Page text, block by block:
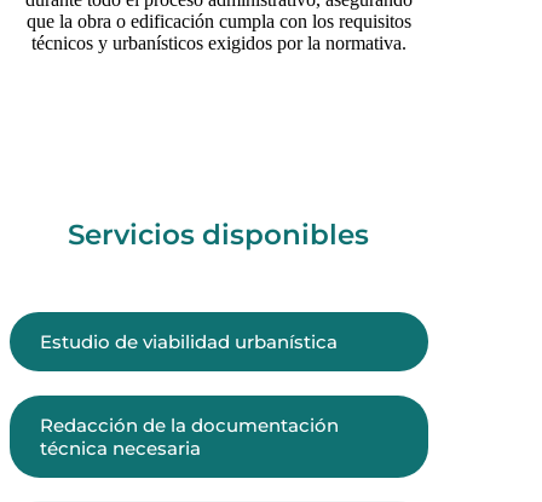
que la obra o edificación cumpla con los requisitos
técnicos y urbanísticos exigidos por la normativa.
Servicios disponibles
Estudio de viabilidad urbanística
Redacción de la documentación
técnica necesaria